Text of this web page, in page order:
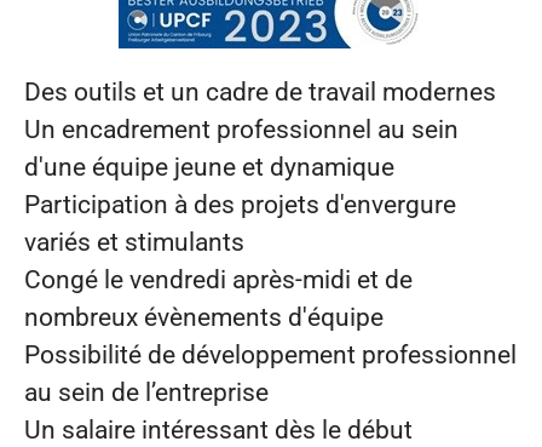
Des outils et un cadre de travail modernes
Un encadrement professionnel au sein
d'une équipe jeune et dynamique
Participation à des projets d'envergure
variés et stimulants
Congé le vendredi après-midi et de
nombreux évènements d'équipe
Possibilité de développement professionnel
au sein de l’entreprise
Un salaire intéressant dès le début